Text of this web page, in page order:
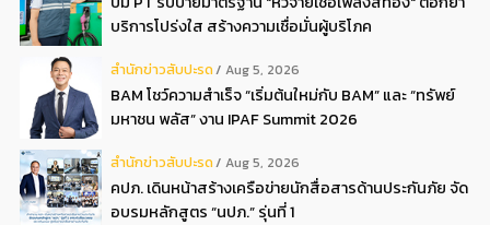
บริการโปร่งใส สร้างความเชื่อมั่นผู้บริโภค
สํานักข่าวสับปะรด Aug 5, 2026
BAM โชว์ความสำเร็จ “เริ่มต้นใหม่กับ BAM” และ “ทรัพย์
มหาชน พลัส” งาน IPAF Summit 2026
สํานักข่าวสับปะรด Aug 5, 2026
คปภ. เดินหน้าสร้างเครือข่ายนักสื่อสารด้านประกันภัย จัด
อบรมหลักสูตร “นปภ.” รุ่นที่ 1